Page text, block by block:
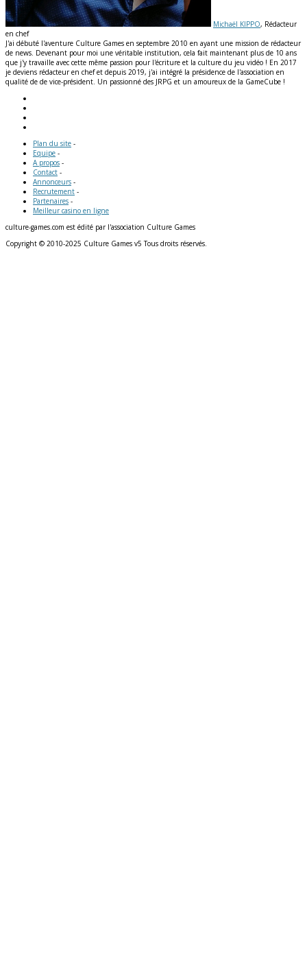
Michaël KIPPO, Rédacteur
en chef
J'ai débuté l'aventure Culture Games en septembre 2010 en ayant une mission de rédacteur
de news. Devenant pour moi une véritable institution, cela fait maintenant plus de 10 ans
que j'y travaille avec cette même passion pour l'écriture et la culture du jeu vidéo ! En 2017
je deviens rédacteur en chef et depuis 2019, j'ai intégré la présidence de l'association en
qualité de de vice-président. Un passionné des JRPG et un amoureux de la GameCube !
Plan du site -
Equipe -
A propos -
Contact -
Annonceurs -
Recrutement -
Partenaires -
Meilleur casino en ligne
culture-games.com est édité par l'association Culture Games
Copyright © 2010-2025 Culture Games v5 Tous droits réservés.